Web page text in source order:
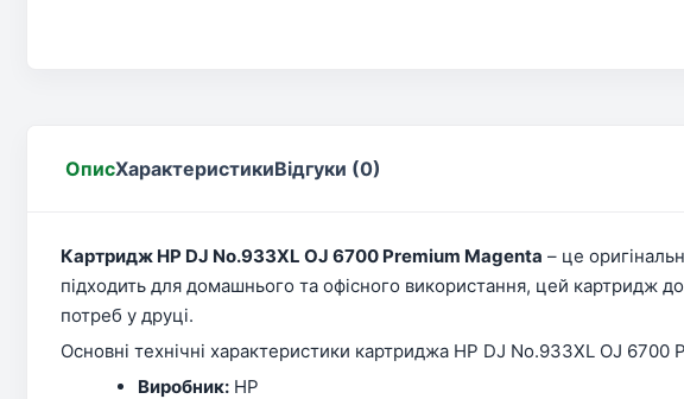
ОписХарактеристикиВідгуки (0)
Картридж HP DJ No.933XL OJ 6700 Premium Magenta – це
підходить для домашнього та офісного використання, цей картридж
потреб у друці.
Основні технічні характеристики картриджа HP DJ No.933XL OJ
Виробник: HP